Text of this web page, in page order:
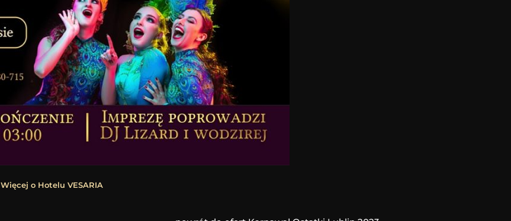
Więcej o Hotelu VESARIA